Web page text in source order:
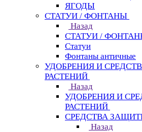
ЯГОДЫ
СТАТУИ / ФОНТАНЫ
Назад
СТАТУИ /
Статуи
Фонтаны античные
УДОБРЕНИЯ И
РАСТЕНИЙ
Назад
УДОБРЕНИЯ И
РАСТЕНИЙ
СРЕДСТВА
Назад